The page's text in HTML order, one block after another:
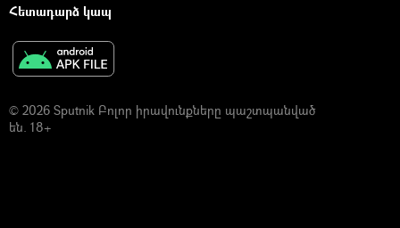
Հետադարձ կապ
© 2026 Sputnik Բոլոր իրավունքները պաշտպանված
են. 18+